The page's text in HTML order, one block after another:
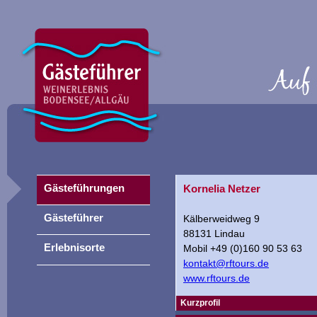
Kornelia Netzer
Kälberweidweg 9
88131 Lindau
Mobil +49 (0)160 90 53 63
kontakt@rftours.de
www.rftours.de
Kurzprofil
Gästeführungen
Gästeführer
Erlebnisorte